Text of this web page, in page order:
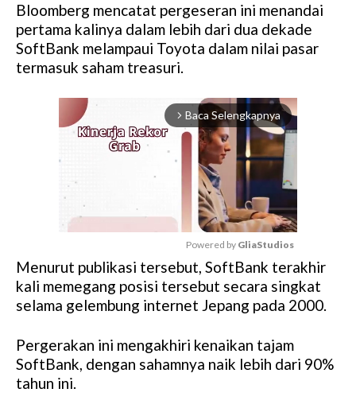
Bloomberg mencatat pergeseran ini menandai
pertama kalinya dalam lebih dari dua dekade
SoftBank melampaui Toyota dalam nilai pasar
termasuk saham treasuri.
arrow_forward_ios Baca Selengkapnya
M
u
t
Powered by GliaStudios
Menurut publikasi tersebut, SoftBank terakhir
kali memegang posisi tersebut secara singkat
selama gelembung internet Jepang pada 2000.
Pergerakan ini mengakhiri kenaikan tajam
SoftBank, dengan sahamnya naik lebih dari 90%
tahun ini.